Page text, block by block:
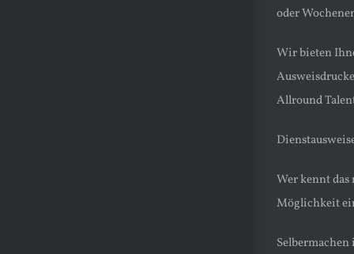
oder
Wir bieten
Allround
Wer kennt
Möglichkeit